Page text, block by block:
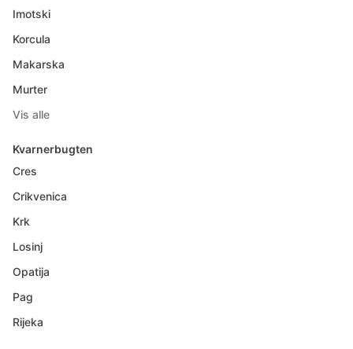
Imotski
Korcula
Makarska
Murter
Vis alle
Kvarnerbugten
Cres
Crikvenica
Krk
Losinj
Opatija
Pag
Rijeka